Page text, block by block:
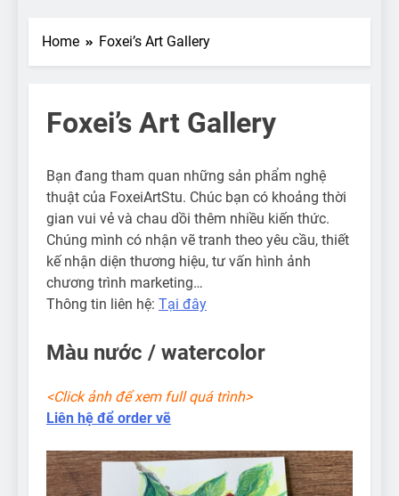
Home Foxei’s Art Gallery
Foxei’s Art Gallery
Bạn đang tham quan những sản phẩm nghệ
thuật của FoxeiArtStu. Chúc bạn có khoảng thời
gian vui vẻ và chau dồi thêm nhiều kiến thức.
Chúng mình có nhận vẽ tranh theo yêu cầu, thiết
kế nhận diện thương hiệu, tư vấn hình ảnh
chương trình marketing…
Thông tin liên hệ: Tại đây
Màu nước / watercolor
<Click ảnh để xem full quá trình>
Liên hệ để order vẽ